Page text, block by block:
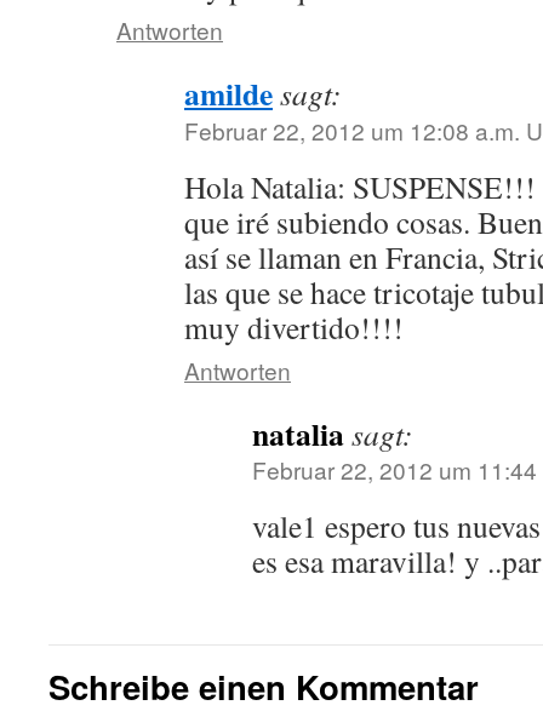
Antworten
amildesagt:
Februar 22, 2012 um 12:08 a.m.
Hola Natalia:
que iré subiendo cosas.
así se llaman en Francia,
las que se hace tricotaje
muy divertido!!!!
Antworten
nataliasagt:
Februar 22, 2012 um
vale1 espero tus
es esa maravilla! y
Schreibe einen Kommentar